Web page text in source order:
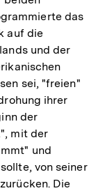
das
auf die
und der
sei, "freien"
ihrer
der
mit der
und
von seiner
Die